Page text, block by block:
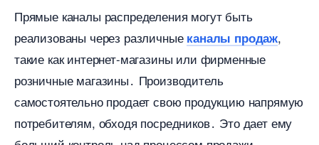
Прямые каналы распределения могут быть
реализованы через различные каналы продаж,
такие как интернет-магазины или фирменные
розничные магазины․ Производитель
самостоятельно продает свою продукцию напрямую
потребителям, обходя посредников․ Это дает ему